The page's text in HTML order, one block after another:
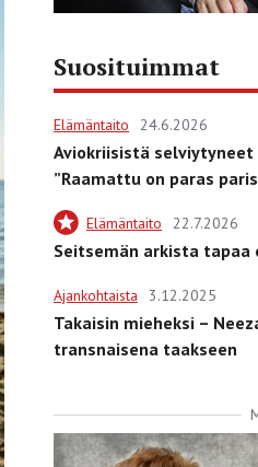
Suosituimmat
Elämäntaito 24.6.2026
Aviokriisistä selviytyneet
”Raamattu on paras
Elämäntaito 22.7.2026
Seitsemän arkista tapaa
Ajankohtaista 3.12.2025
Takaisin mieheksi –
transnaisena taakseen